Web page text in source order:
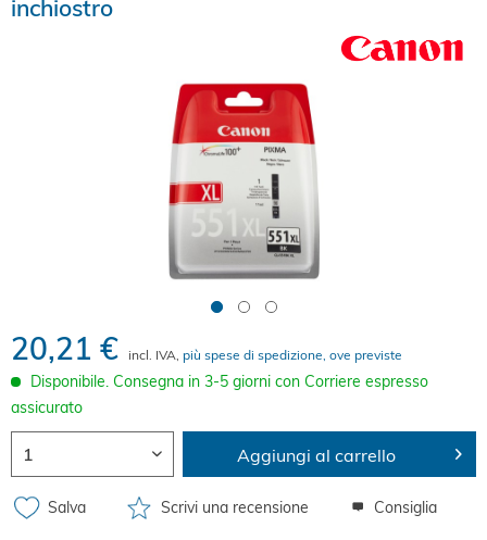
inchiostro
20,21 € incl. IVA, più spese di spedizione, ove previste
Disponibile. Consegna in 3-5 giorni con Corriere espresso
assicurato
Aggiungi al carrello
Salva Scrivi una recensione Consiglia